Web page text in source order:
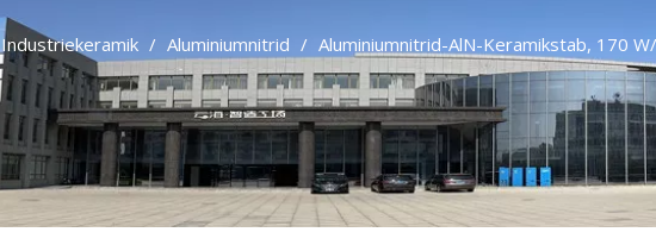
Industriekeramik / Aluminiumnitrid / Aluminiumnitrid-AlN-Keramikstab, 170